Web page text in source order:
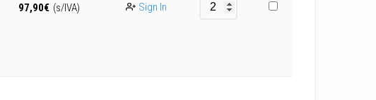
97,90€ (s/IVA) Sign In